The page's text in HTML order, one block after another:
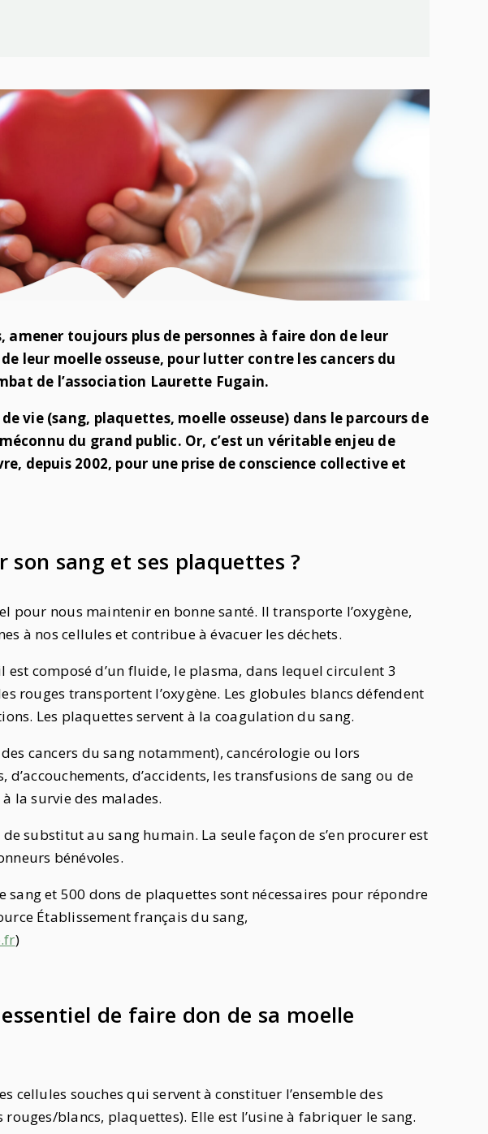
amener toujours plus de personnes à faire don de leur
leur moelle osseuse, pour lutter contre les cancers du
de l’association Laurette Fugain.
vie (sang, plaquettes, moelle osseuse) dans le parcours de
du grand public. Or, c’est un véritable enjeu de
depuis 2002, pour une prise de conscience collective et
son sang et ses plaquettes ?
pour nous maintenir en bonne santé. Il transporte l’oxygène,
à nos cellules et contribue à évacuer les déchets.
est composé d’un fluide, le plasma, dans lequel circulent 3
rouges transportent l’oxygène. Les globules blancs défendent
Les plaquettes servent à la coagulation du sang.
cancers du sang notamment), cancérologie ou lors
d’accouchements, d’accidents, les transfusions de sang ou de
la survie des malades.
substitut au sang humain. La seule façon de s’en procurer est
bénévoles.
sang et 500 dons de plaquettes sont nécessaires pour répondre
Établissement français du sang,
)
de faire don de sa moelle
cellules souches qui servent à constituer l’ensemble des
blancs, plaquettes). Elle est l’usine à fabriquer le sang.